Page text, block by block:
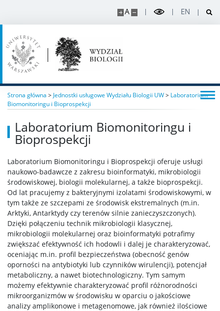
A EN
Strona główna > Jednostki usługowe Wydziału Biologii UW> Laboratorium
Biomonitoringu i Bioprospekcji
Laboratorium Biomonitoringu i
Bioprospekcji
Laboratorium Biomonitoringu i Bioprospekcji oferuje usługi
naukowo-badawcze z zakresu bioinformatyki, mikrobiologii
środowiskowej, biologii molekularnej, a także bioprospekcji.
Od lat pracujemy z bakteryjnymi izolatami środowiskowymi, w
tym także ze szczepami ze środowisk ekstremalnych (m.in.
Arktyki, Antarktydy czy terenów silnie zanieczyszczonych).
Dzięki połączeniu technik mikrobiologii klasycznej,
mikrobiologii molekularnej oraz bioinformatyki potrafimy
zwiększać efektywność ich hodowli i dalej je charakteryzować,
oceniając m.in. profil bezpieczeństwa (obecność genów
oporności na antybiotyki lub czynników wirulencji), potencjał
metaboliczny, a nawet biotechnologiczny. Tym samym
możemy efektywnie charakteryzować profil różnorodności
mikroorganizmów w środowisku w oparciu o jakościowe
analizy amplikonowe i metagenomowe, jak również ilościowe